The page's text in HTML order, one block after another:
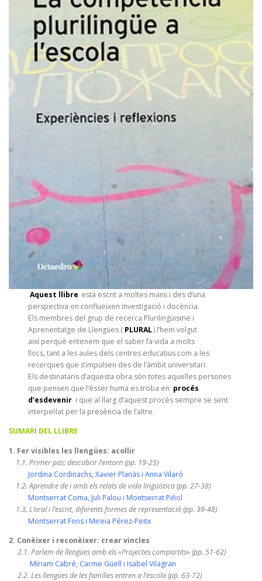
Aquest llibre està escrit a moltes mans i des d’una
perspectiva on conflueixen investigació i docència.
Els membres del grup de recerca Plurilingüisme i
Aprenentatge de Llengües ( PLURAL) l’hem volgut
així perquè entenem que el saber fa vida a molts
llocs, tant a les aules dels centres educatius com a les
recerques que s’impulsen des de l’àmbit universitari.
Els destinataris d’aquesta obra són totes aquelles persones
que pensen que l’ésser humà es troba en procés
d’esdevenir i que al llarg d’aquest procés sempre se sent
interpel·lat per la presència de l’altre.
SUMARI DEL LLIBRE
1. Fer visibles les llengües: acollir
1.1. Primer pas: descobrir l’entorn (pp. 19-25)
Jordina Cordinachs, Xavier Planàs i Anna Vilaró
1.2. Aprendre de i amb els relats de vida lingüística (pp. 27-38)
Montserrat Coma, Juli Palou i Montserrat Piñol
1.3. L’oral i l’escrit, diferents formes de representació (pp. 39-48)
Montserrat Fons i Mireia Pérez-Peitx
2. Conèixer i reconèixer: crear vincles
2.1. Parlem de llengües amb els «Projectes compartits» (pp. 51-62)
Míriam Cabré, Carme Güell i Isabel Vilagran
2.2. Les llengües de les famílies entren a l’escola (pp. 63-72)